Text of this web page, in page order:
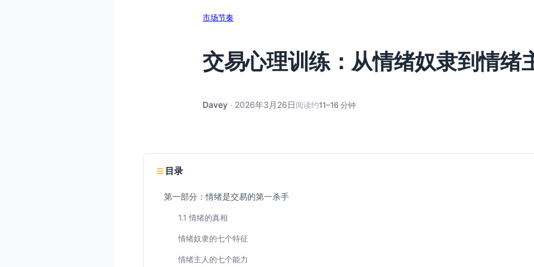
市场节奏
交易心理训练：从情绪奴隶到情绪
Davey · 2026年3月26日阅读约11–16 分钟
目录
第一部分：情绪是交易的第一杀手
1.1 情绪的真相
情绪奴隶的七个特征
情绪主人的七个能力